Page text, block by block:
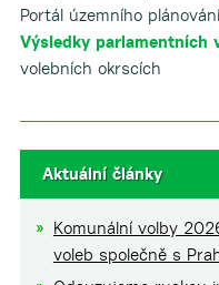
Portál územního
Výsledky parlamentních
volebních okrscích
Aktuální články
Komunální volby
voleb společně s